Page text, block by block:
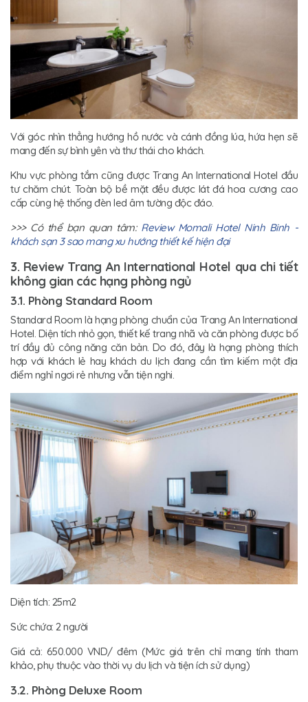
Với góc nhìn thẳng hướng hồ nước và cánh đồng lúa, hứa hẹn sẽ
mang đến sự bình yên và thư thái cho khách.
Khu vực phòng tắm cũng được Trang An International Hotel đầu
tư chăm chút. Toàn bộ bề mặt đều được lát đá hoa cương cao
cấp cùng hệ thống đèn led âm tường độc đáo.
>>> Có thể bạn quan tâm: Review Momali Hotel Ninh Binh -
khách sạn 3 sao mang xu hướng thiết kế hiện đại
3. Review Trang An International Hotel qua chi tiết
không gian các hạng phòng ngủ
3.1. Phòng Standard Room
Standard Room là hạng phòng chuẩn của Trang An International
Hotel. Diện tích nhỏ gọn, thiết kế trang nhã và căn phòng được bố
trí đầy đủ công năng căn bản. Do đó, đây là hạng phòng thích
hợp với khách lẻ hay khách du lịch đang cần tìm kiếm một địa
điểm nghỉ ngơi rẻ nhưng vẫn tiện nghi.
Diện tích: 25m2
Sức chứa: 2 người
Giá cả: 650.000 VND/ đêm (Mức giá trên chỉ mang tính tham
khảo, phụ thuộc vào thời vụ du lịch và tiện ích sử dụng)
3.2. Phòng Deluxe Room